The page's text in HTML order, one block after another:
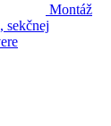
Montáž
sekčnej